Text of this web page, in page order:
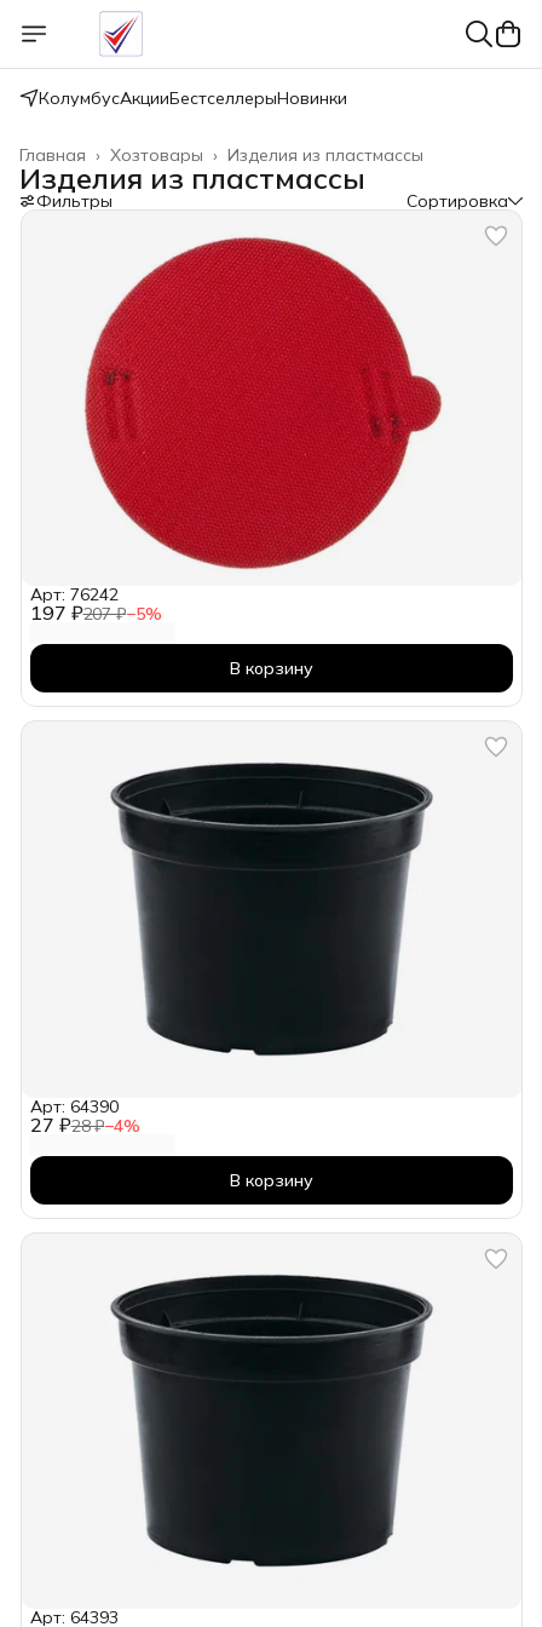
КолумбусАкцииБестселлерыНовинки
Изделия из пластмассы
Хозтовары ›
Главная ›
Изделия из пластмассы
Фильтры Сортировка
197 ₽207 ₽−5%
Арт: 76242
В корзину
27 ₽28 ₽−4%
Арт: 64390
В корзину
Арт: 64393